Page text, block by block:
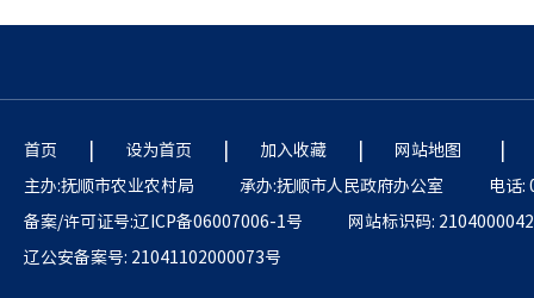
首页 | 设为首页 | 加入收藏 | 网站地图 |
主办:抚顺市农业农村局 承办:抚顺市人民政府办公室
电话:
备案/许可证号:辽ICP备06007006-1号
网站标识码: 2104000042
辽公安备案号: 21041102000073号